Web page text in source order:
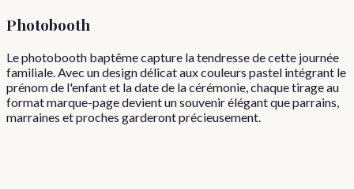
Photobooth
Le photobooth baptême capture la tendresse de cette journée
familiale. Avec un design délicat aux couleurs pastel intégrant le
prénom de l'enfant et la date de la cérémonie, chaque tirage au
format marque-page devient un souvenir élégant que parrains,
marraines et proches garderont précieusement.